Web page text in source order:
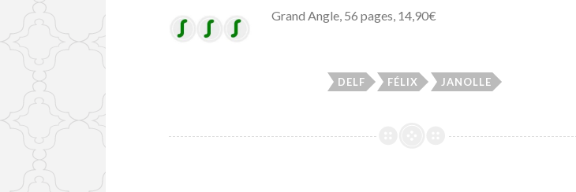
Grand Angle, 56 pages, 14,90€
DELF FÉLIX JANOLLE